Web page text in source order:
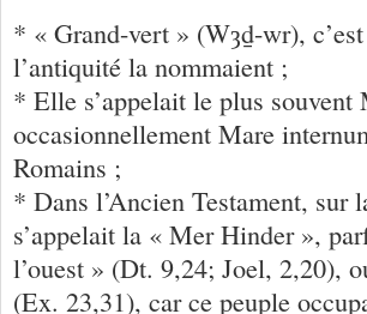
* « Grand-vert » (Wȝḏ-wr),
l’antiquité la nommaient ;
* Elle s’appelait le plus
occasionnellement Mare
Romains ;
* Dans l’Ancien Testament, sur
s’appelait la « Mer Hinder »,
l’ouest » (Dt. 9,24; Joel, 2,20),
(Ex. 23,31), car ce peuple